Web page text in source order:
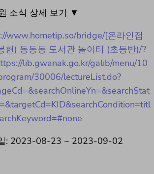
소식 상세 보기 ▼
www.hometip.so/bridge/[온라인접
현) 동동동 도서관 놀이터 (초등반)/?
lib.gwanak.go.kr/galib/menu/10
30006/lectureList.do?
: 2023-08-23 ~ 2023-09-02